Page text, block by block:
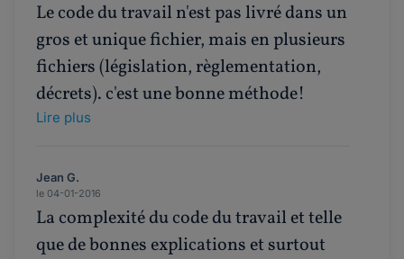
Le code du travail n'est pas livré dans un
gros et unique fichier, mais en plusieurs
fichiers (législation, règlementation,
décrets). c'est une bonne méthode!
Lire plus
Jean G.
le 04-01-2016
La complexité du code du travail et telle
que de bonnes explications et surtout